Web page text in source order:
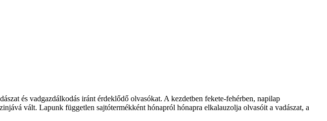
és vadgazdálkodás iránt érdeklődő olvasókat. A kezdetben fekete-fehérben, napilap
vált. Lapunk független sajtótermékként hónapról hónapra elkalauzolja olvasóit a vadászat, a